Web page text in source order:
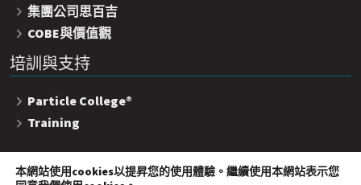
集團公司思百吉
COBE與價值觀
培訓與支持
Particle College®
Training
本網站使用cookies以提昇您的使用體驗。繼續使用本網站表示您